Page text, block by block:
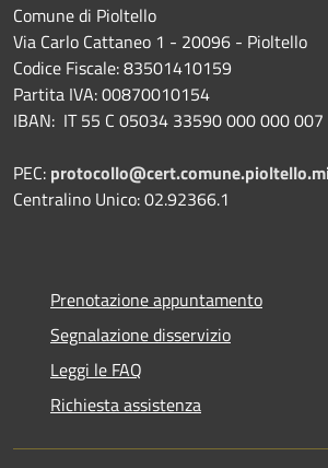
Comune di Pioltello
Via Carlo Cattaneo 1 - 20096 - Pioltello
Codice Fiscale: 83501410159
Partita IVA: 00870010154
IBAN: IT 55 C 05034 33590 000 000
PEC:
Centralino Unico: 02.92366.1
Prenotazione appuntamento
Segnalazione disservizio
Leggi le FAQ
Richiesta assistenza